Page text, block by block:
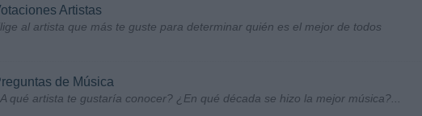
Artistas
al artista que más te guste para determinar quién es el mejor de todos
de Música
qué artista te gustaría conocer? ¿En qué década se hizo la mejor música?...